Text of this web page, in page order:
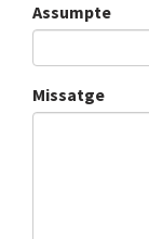
Assumpte
Missatge